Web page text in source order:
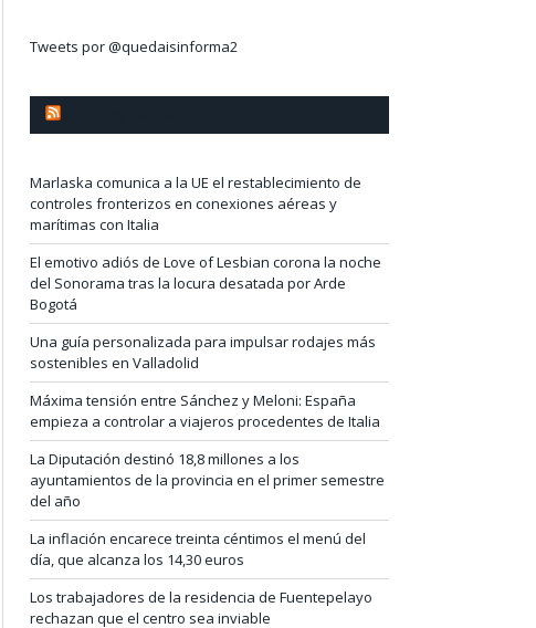
Tweets por @quedaisinforma2
Marlaska comunica a la UE el restablecimiento de
controles fronterizos en conexiones aéreas y
marítimas con Italia
El emotivo adiós de Love of Lesbian corona la noche
del Sonorama tras la locura desatada por Arde
Bogotá
Una guía personalizada para impulsar rodajes más
sostenibles en Valladolid
Máxima tensión entre Sánchez y Meloni: España
empieza a controlar a viajeros procedentes de Italia
La Diputación destinó 18,8 millones a los
ayuntamientos de la provincia en el primer semestre
del año
La inflación encarece treinta céntimos el menú del
día, que alcanza los 14,30 euros
Los trabajadores de la residencia de Fuentepelayo
rechazan que el centro sea inviable